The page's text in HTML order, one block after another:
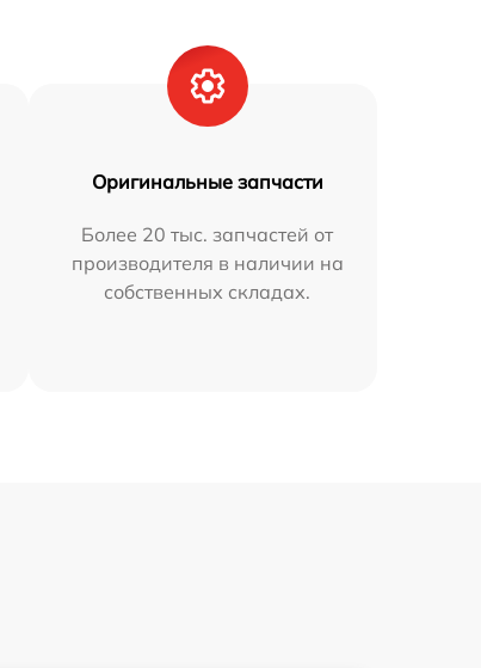
Оригинальные запчасти
Более 20 тыс. запчастей от
производителя в наличии на
собственных складах.